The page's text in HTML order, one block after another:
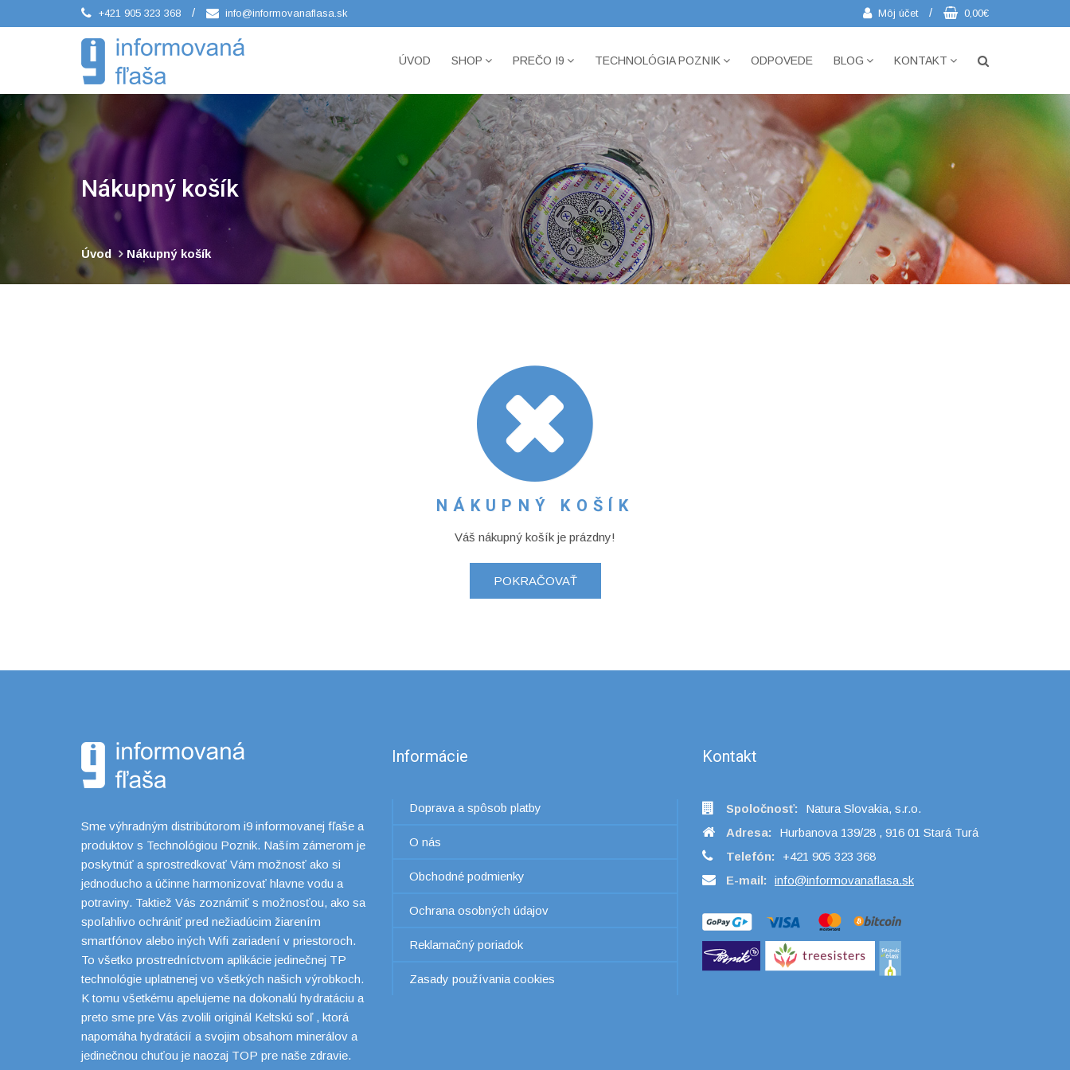
+421 905 323 368 / info@informovanaflasa.sk Môj účet / 0,00€
ÚVOD SHOP PREČO I9 TECHNOLÓGIA POZNIK ODPOVEDE BLOG KONTAKT
Nákupný košík
Úvod Nákupný košík
NÁKUPNÝ KOŠÍK
Váš nákupný košík je prázdny!
POKRAČOVAŤ
Sme výhradným distribútorom i9 informovanej fľaše a
produktov s Technológiou Poznik. Naším zámerom je
poskytnúť a sprostredkovať Vám možnosť ako si
jednoducho a účinne harmonizovať hlavne vodu a
potraviny. Taktiež Vás zoznámiť s možnosťou, ako sa
spoľahlivo ochrániť pred nežiadúcim žiarením
smartfónov alebo iných Wifi zariadení v priestoroch.
To všetko prostredníctvom aplikácie jedinečnej TP
technológie uplatnenej vo všetkých našich výrobkoch.
K tomu všetkému apelujeme na dokonalú hydratáciu a
preto sme pre Vás zvolili originál Keltskú soľ , ktorá
napomáha hydratácií a svojim obsahom minerálov a
jedinečnou chuťou je naozaj TOP pre naše zdravie.
Informácie
Doprava a spôsob platby
O nás
Obchodné podmienky
Ochrana osobných údajov
Reklamačný poriadok
Zasady používania cookies
Kontakt
Spoločnosť:
Natura Slovakia, s.r.o.
Adresa:
Hurbanova 139/28 , 916 01 Stará Turá
Telefón:
+421 905 323 368
E-mail: info@informovanaflasa.sk